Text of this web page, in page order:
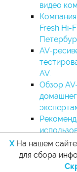
видео
Fresh Hi-
AV-
AV.
Обзор
KRAKEN.
XНа нашем сайте
для сбора